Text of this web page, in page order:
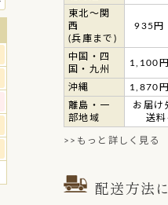
東北～関
西
(兵庫まで)
935円
中国・四
国・九州
1,100円
沖縄 1,870円
離島・一
部地域
お届け
送
>>もっと詳しく見る
配送方法